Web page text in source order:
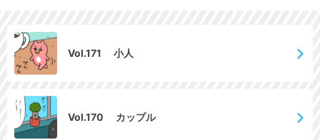
Vol.171 小人
Vol.170 カップル